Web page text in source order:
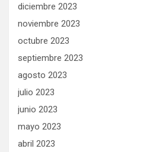
diciembre 2023
noviembre 2023
octubre 2023
septiembre 2023
agosto 2023
julio 2023
junio 2023
mayo 2023
abril 2023